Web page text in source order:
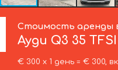
Стоимость аренды
Ауди Q3 35
€ 300 х 1 день = € 300,